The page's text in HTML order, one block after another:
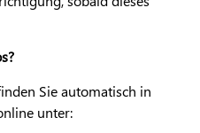
Sie automatisch in
unter: